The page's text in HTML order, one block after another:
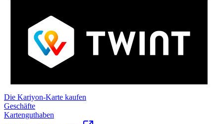
Die Kariyon-Karte kaufen
Geschäfte
Kartenguthaben